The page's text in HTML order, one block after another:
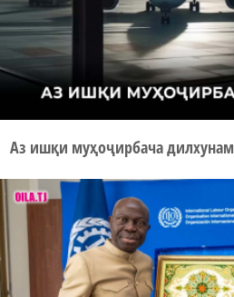
Аз ишқи муҳоҷирбача дилхунам